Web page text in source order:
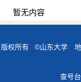
暂无内容
版权所有 ©山东大学 地
查号